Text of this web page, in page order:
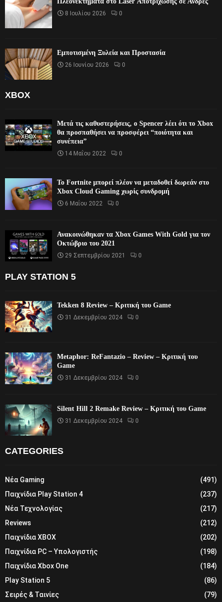
8 Ιουλίου 2026 0
Εμποτισμένη Ξυλεία και Προστασία
26 Ιουνίου 2026 0
XBOX
Μετά τις καθυστερήσεις, ο Spencer λέει ότι το Xbox
θα προσπαθήσει να προσφέρει “ποιότητα και
συνέπεια”
14 Μαΐου 2022 0
Το Fortnite μπορεί πλέον να μεταδοθεί δωρεάν στο
Xbox Cloud Gaming χωρίς συνδρομή
6 Μαΐου 2022 0
Ανακοινώθηκαν τα Xbox Games With Gold για τον
Οκτώβριο του 2021
29 Σεπτεμβρίου 2021 0
PLAY STATION 5
Tekken 8 Review – Κριτική του Game
31 Δεκεμβρίου 2024 0
Metaphor: ReFantazio – Review – Κριτική του
Game
31 Δεκεμβρίου 2024 0
Silent Hill 2 Remake Review – Κριτική του Game
31 Δεκεμβρίου 2024 0
CATEGORIES
Νέα Gaming
(491)
Παιχνίδια Play Station 4
(237)
Νέα Τεχνολογίας
(217)
Reviews
(212)
Παιχνίδια XBOX
(202)
Παιχνίδια PC – Υπολογιστής
(198)
Παιχνίδια Xbox One
(184)
Play Station 5
(86)
Σειρές & Ταινίες
(79)